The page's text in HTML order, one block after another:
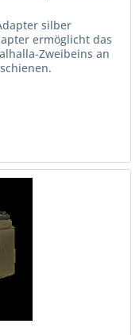
silber
ermöglicht das
Zweibeins an